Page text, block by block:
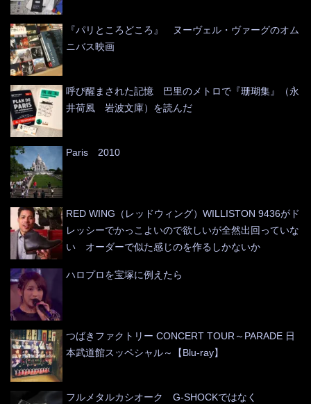
『パリところどころ』 ヌーヴェル・ヴァーグのオム
ニバス映画
呼び醒まされた記憶 巴里のメトロで『珊瑚集』（永
井荷風 岩波文庫）を読んだ
Paris 2010
RED WING（レッドウィング）WILLISTON 9436がド
レッシーでかっこよいので欲しいが全然出回っていな
い オーダーで似た感じのを作るしかないか
ハロプロを宝塚に例えたら
つばきファクトリー CONCERT TOUR～PARADE 日
本武道館スッペシャル～【Blu-ray】
フルメタルカシオーク G-SHOCKではなく